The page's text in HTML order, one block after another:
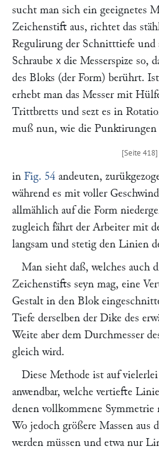
sucht man sich ein geeignetes
Zeichenstift aus, richtet das
Regulirung der Schnitttiefe
Schraube x die Messerspize so,
des Bloks (der Form) berührt.
erhebt man das Messer mit
Trittbretts und sezt es in
muß nun, wie die Punktirungen
in Fig. 54 andeuten,
während es mit voller
allmählich auf die Form
zugleich fährt der Arbeiter mit
langsam und stetig den Linien
Man sieht daß, welches auch
Zeichenstifts seyn mag, eine
Gestalt in den Blok
Tiefe derselben der Dike des
Weite aber dem Durchmesser
gleich wird.
Diese Methode ist auf
anwendbar, welche vertiefte
denen vollkommene
Wo jedoch größere Massen aus
werden müssen und etwa nur